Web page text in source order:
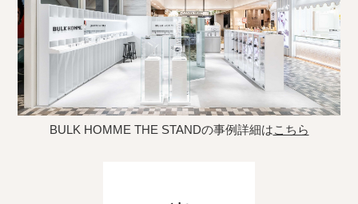
BULK HOMME THE STANDの事例詳細はこちら